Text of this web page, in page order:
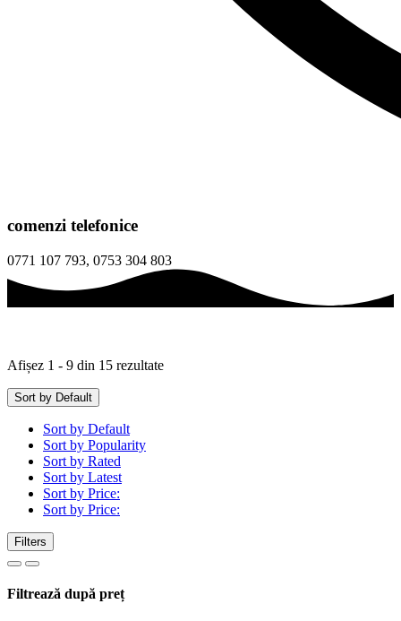
comenzi telefonice
0771 107 793, 0753 304 803
Afișez 1 - 9 din 15 rezultate
Sort by Default
Sort by Default
Sort by Popularity
Sort by Rated
Sort by Latest
Sort by Price:
Sort by Price:
Filters
Filtrează după preț